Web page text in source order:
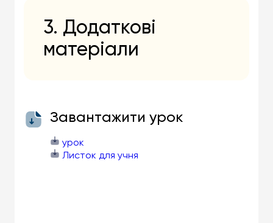
3. Додаткові
матеріали
Завантажити урок
урок
Листок для учня